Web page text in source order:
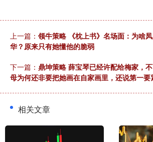
上一篇： 领牛策略 《枕上书》名场面：为啥
华？原来只有她懂他的脆弱
下一篇： 鼎坤策略 薛宝琴已经许配给梅家，
母为何还非要把她画在自家画里，还说第一要
相关文章